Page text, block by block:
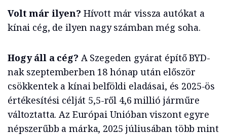
Volt már ilyen? Hívott már vissza autókat a
kínai cég, de ilyen nagy számban még soha.
Hogy áll a cég? A Szegeden gyárat építő BYD-
nak szeptemberben 18 hónap után először
csökkentek a kínai belföldi eladásai, és 2025-ös
értékesítési célját 5,5-ről 4,6 millió járműre
változtatta. Az Európai Unióban viszont egyre
népszerűbb a márka, 2025 júliusában több mint